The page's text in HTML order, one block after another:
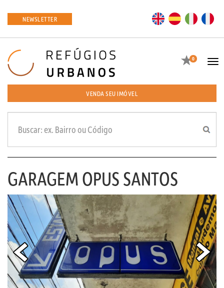
NEWSLETTER EN ES
Favoritos
0
VENDA SEU IMÓVEL
GARAGEM OPUS SANTOS